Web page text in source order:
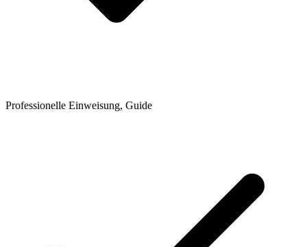
Professionelle Einweisung, Guide